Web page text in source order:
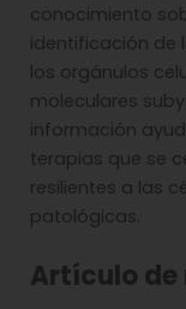
conocimiento
identificación de
los orgánulos
moleculares
información
terapias que se
resilientes a las
patológicas.
Artículo de